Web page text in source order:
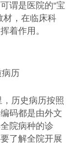
谓是医院的“宝
材，在临床科
着作用。
历
，历史病历按照
码都是由外文
院病种的诊
了解全院开展